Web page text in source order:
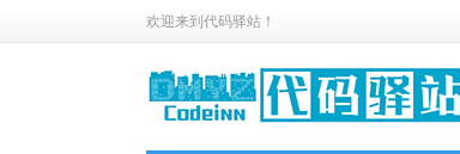
欢迎来到代码驿站！